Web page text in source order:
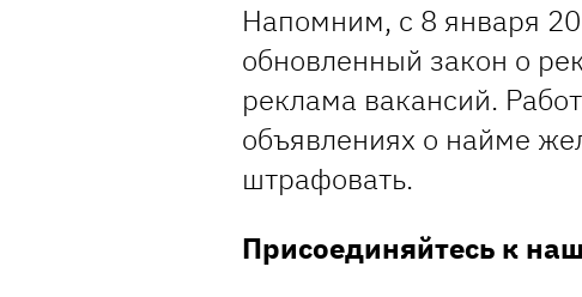
Напомним, с 8 января
обновленный закон о
реклама вакансий.
объявлениях о найме
штрафовать.
Присоединяйтесь к